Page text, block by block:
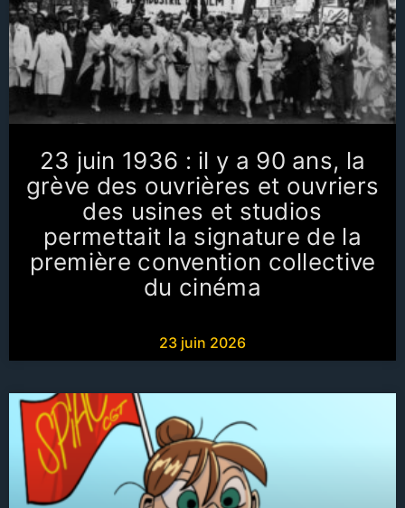
des ouvrières et
ouvriers des usines
et studios permettait
la signature de la
première convention
collective du cinéma
Lire l'article
23 juin 1936 : il y a 90 ans, la
grève des ouvrières et ouvriers
des usines et studios
permettait la signature de la
première convention collective
du cinéma
23 juin 2026